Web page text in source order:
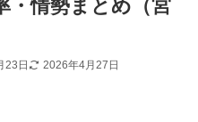
・情勢まとめ（宮
23日
2026年4月27日